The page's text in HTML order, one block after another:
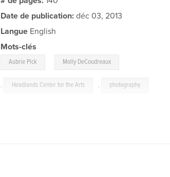
Date de publication: déc 03, 2013
Langue English
Mots-clés
Aubrie Pick Molly DeCoudreaux
, Headlands Center for the Arts , photography